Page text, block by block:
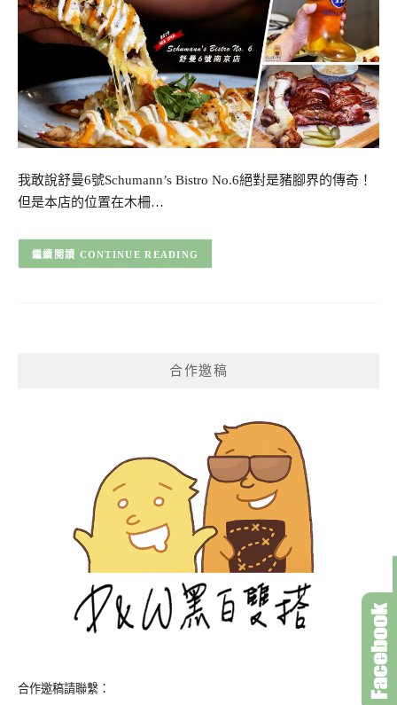
我敢說舒曼6號Schumann’s Bistro No.6絕對是豬腳界的傳奇！
但是本店的位置在木柵…
CONTINUE READING
合作邀稿
合作邀稿請聯繫：